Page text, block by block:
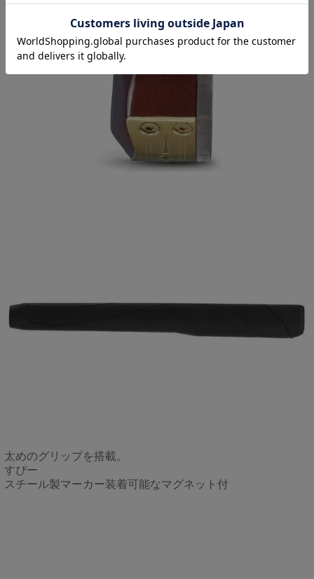
太めのグリップを搭載。
すぴー
スチール製マーカー装着可能なマグネット付